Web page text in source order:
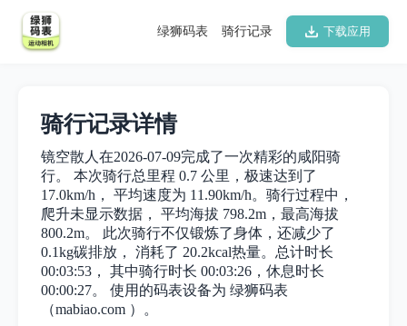
下载应用
骑行记录
绿狮码表
骑行记录详情
镜空散人在2026-07-09完成了一次精彩的咸阳骑
行。 本次骑行总里程 0.7 公里，极速达到了
17.0km/h， 平均速度为 11.90km/h。骑行过程中，
爬升未显示数据， 平均海拔 798.2m，最高海拔
800.2m。 此次骑行不仅锻炼了身体，还减少了
0.1kg碳排放， 消耗了 20.2kcal热量。总计时长
00:03:53， 其中骑行时长 00:03:26，休息时长
00:00:27。 使用的码表设备为 绿狮码表
（mabiao.com ）。